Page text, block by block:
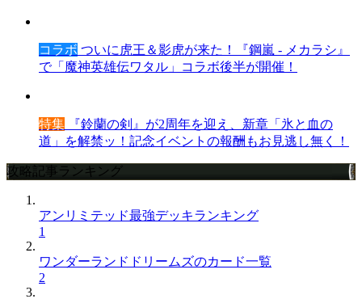
コラボ ついに虎王＆影虎が来た！『鋼嵐 - メカラシ』
で「魔神英雄伝ワタル」コラボ後半が開催！
特集 『鈴蘭の剣』が2周年を迎え、新章「氷と血の
道」を解禁ッ！記念イベントの報酬もお見逃し無く！
攻略記事ランキング
アンリミテッド最強デッキランキング
1
ワンダーランドドリームズのカード一覧
2